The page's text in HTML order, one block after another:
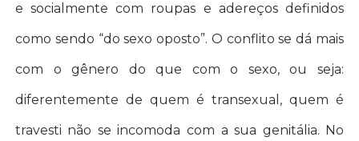
e socialmente com roupas e adereços definidos
como sendo “do sexo oposto”. O conflito se dá mais
com o gênero do que com o sexo, ou seja:
diferentemente de quem é transexual, quem é
travesti não se incomoda com a sua genitália. No